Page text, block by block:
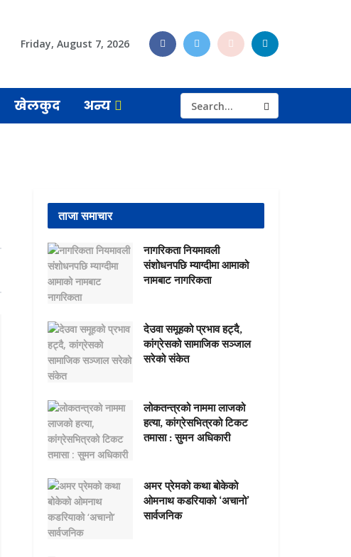
Friday, August 7, 2026
खेलकुद अन्य
ताजा समाचार
नागरिकता नियमावली
संशोधनपछि म्याग्दीमा आमाको
नामबाट नागरिकता
देउवा समूहको प्रभाव हट्दै,
कांग्रेसको सामाजिक सञ्जाल
सरेको संकेत
लोकतन्त्रको नाममा लाजको
हत्या, कांग्रेसभित्रको टिकट
तमासा : सुमन अधिकारी
अमर प्रेमको कथा बोकेको
ओमनाथ कडरियाको ‘अचानो’
सार्वजनिक